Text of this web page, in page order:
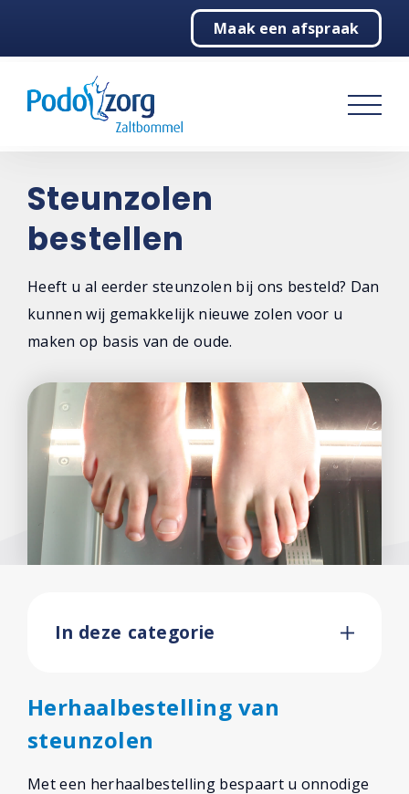
Maak een afspraak
Podologie
Behandelingen
Over ons
Contact
Contactgegevens
Maak een afspraak
Niet tevreden
Facebook
Steunzolen
bestellen
Heeft u al eerder steunzolen bij ons besteld? Dan
kunnen wij gemakkelijk nieuwe zolen voor u
maken op basis van de oude.
In deze categorie
Herhaalbestelling van
steunzolen
Met een herhaalbestelling bespaart u onnodige